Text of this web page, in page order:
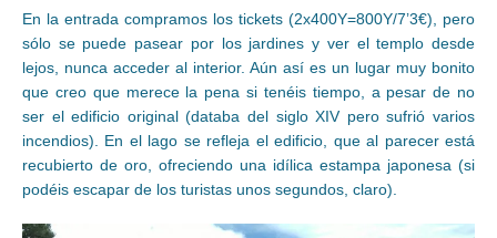
En la entrada compramos los tickets (2x400Y=800Y/7’3€), pero
sólo se puede pasear por los jardines y ver el templo desde
lejos, nunca acceder al interior. Aún así es un lugar muy bonito
que creo que merece la pena si tenéis tiempo, a pesar de no
ser el edificio original (databa del siglo XIV pero sufrió varios
incendios). En el lago se refleja el edificio, que al parecer está
recubierto de oro, ofreciendo una idílica estampa japonesa (si
podéis escapar de los turistas unos segundos, claro).